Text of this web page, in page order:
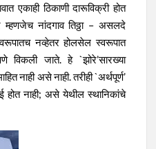
एकाही ठिकाणी दारूविक्री होत
म्हणजेच नांदगाव तिठ्ठा – असलदे
नव्हेतर होलसेल स्वरूपात
विकली जाते. हे `झोरे’सारख्या
नाही असे नाही. तरीही `अर्थपूर्ण’
होत नाही; असे येथील स्थानिकांचे